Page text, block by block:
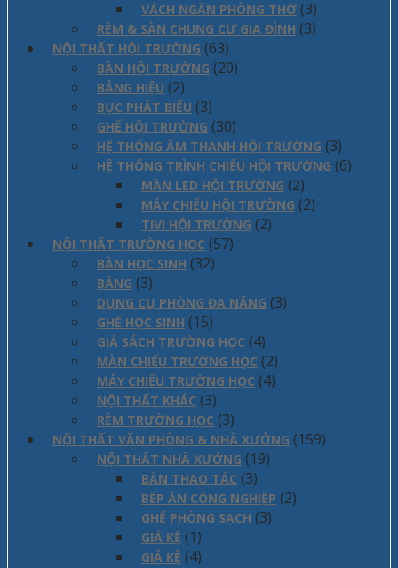
VÁCH NGĂN PHÒNG THỜ (3)
RÈM & SÀN CHUNG CƯ GIA ĐÌNH (3)
NỘI THẤT HỘI TRƯỜNG (63)
BÀN HỘI TRƯỜNG (20)
BẢNG HIỆU (2)
BỤC PHÁT BIỂU (3)
GHẾ HỘI TRƯỜNG (30)
HỆ THỐNG ÂM THANH HỘI TRƯỜNG (3)
HỆ THỐNG TRÌNH CHIẾU HỘI TRƯỜNG (6)
MÀN LED HỘI TRƯỜNG (2)
MÁY CHIẾU HỘI TRƯỜNG (2)
TIVI HỘI TRƯỜNG (2)
NỘI THẤT TRƯỜNG HỌC (57)
BÀN HỌC SINH (32)
BẢNG (3)
DỤNG CỤ PHÒNG ĐA NĂNG (3)
GHẾ HỌC SINH (15)
GIÁ SÁCH TRƯỜNG HỌC (4)
MÀN CHIẾU TRƯỜNG HỌC (2)
MÁY CHIẾU TRƯỜNG HỌC (4)
NỘI THẤT KHÁC (3)
RÈM TRƯỜNG HỌC (3)
NỘI THẤT VĂN PHÒNG & NHÀ XƯỞNG (159)
NỘI THẤT NHÀ XƯỞNG (19)
BÀN THAO TÁC (3)
BẾP ĂN CÔNG NGHIỆP (2)
GHẾ PHÒNG SẠCH (3)
GIÁ KỆ (1)
GIÁ KÊ (4)